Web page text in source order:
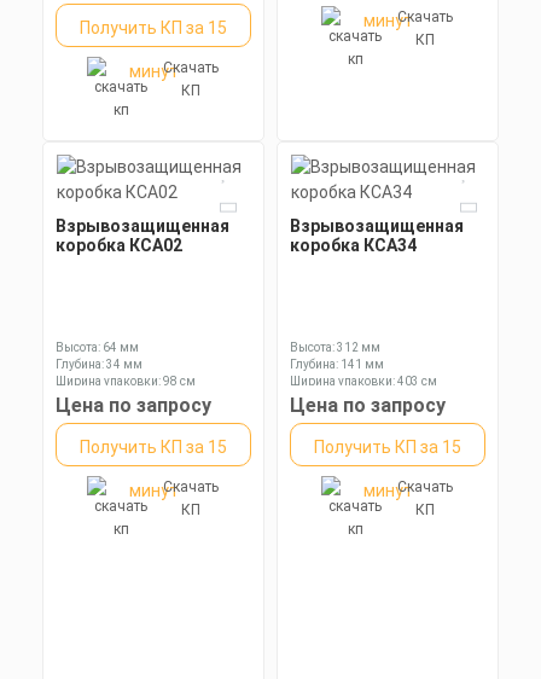
Получить КП за 15
минутСкачать
КП
минутСкачать
КП
Взрывозащищенная
коробка КСА02
Высота: 64 мм
Глубина: 34 мм
Ширина упаковки: 98 см
Цена по запросу
Получить КП за 15
минутСкачать
КП
Взрывозащищенная
коробка КСА34
Высота: 312 мм
Глубина: 141 мм
Ширина упаковки: 403 см
Цена по запросу
Получить КП за 15
минутСкачать
КП